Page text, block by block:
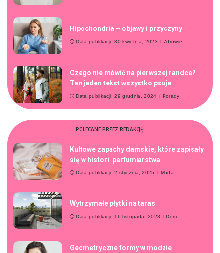
Hipochondria – objawy i przyczyny
Data publikacji: 30 kwietnia, 2023 Zdrowie
Czego nie mówić na pierwszej randce?
Ten jeden tekst wszystko psuje
Data publikacji: 29 grudnia, 2024 Porady
POLECANE PRZEZ REDAKCJĘ:
Kultowe zapachy damskie, które zapisały
się w historii perfumiarstwa
Data publikacji: 2 stycznia, 2025 Moda
Wytrzymałe płytki na taras
Data publikacji: 16 listopada, 2023 Dom
Geometryczne formy w modzie